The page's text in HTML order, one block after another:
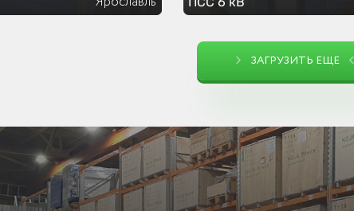
ЗАГРУЗИТЬ ЕЩЕ